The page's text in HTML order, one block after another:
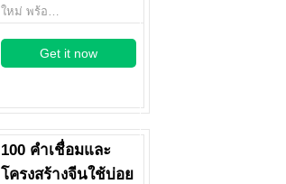
ใหม่ พร้อ…
Get it now
100 คำเชื่อมและ
โครงสร้างจีนใช้บ่อย